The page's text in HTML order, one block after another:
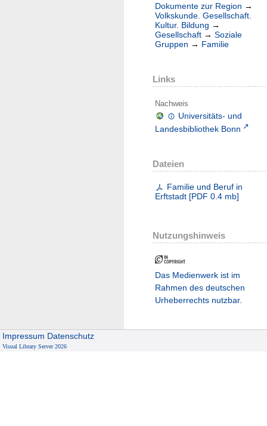
Dokumente zur Region →
Volkskunde. Gesellschaft.
Kultur. Bildung →
Gesellschaft → Soziale
Gruppen → Familie
Links
Nachweis
Universitäts- und
Landesbibliothek Bonn
Dateien
Familie und Beruf in
Erftstadt [PDF 0.4 mb]
Nutzungshinweis
Das Medienwerk ist im
Rahmen des deutschen
Urheberrechts nutzbar.
Impressum Datenschutz
Visual Library Server 2026